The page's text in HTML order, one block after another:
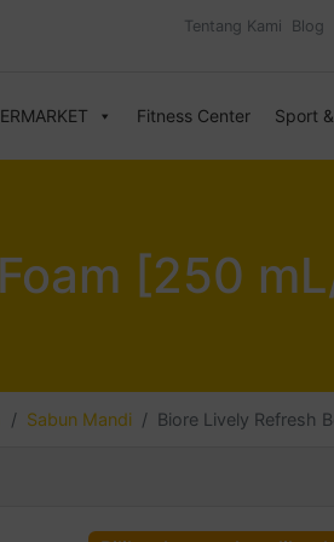
Tentang Kami Blog
Fitness Center Sport
[250
Sabun Mandi Biore Lively Refresh